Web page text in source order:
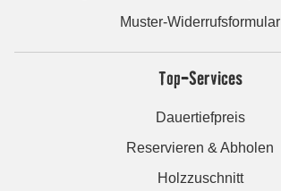
Muster-Widerrufsformular
Top-Services
Dauertiefpreis
Reservieren & Abholen
Holzzuschnitt